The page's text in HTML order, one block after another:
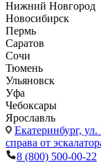
Нижний Новгород
Новосибирск
Пермь
Саратов
Сочи
Тюмень
Ульяновск
Уфа
Чебоксары
Ярославль
Екатеринбург,
справа от
8 (800) 500-00-22